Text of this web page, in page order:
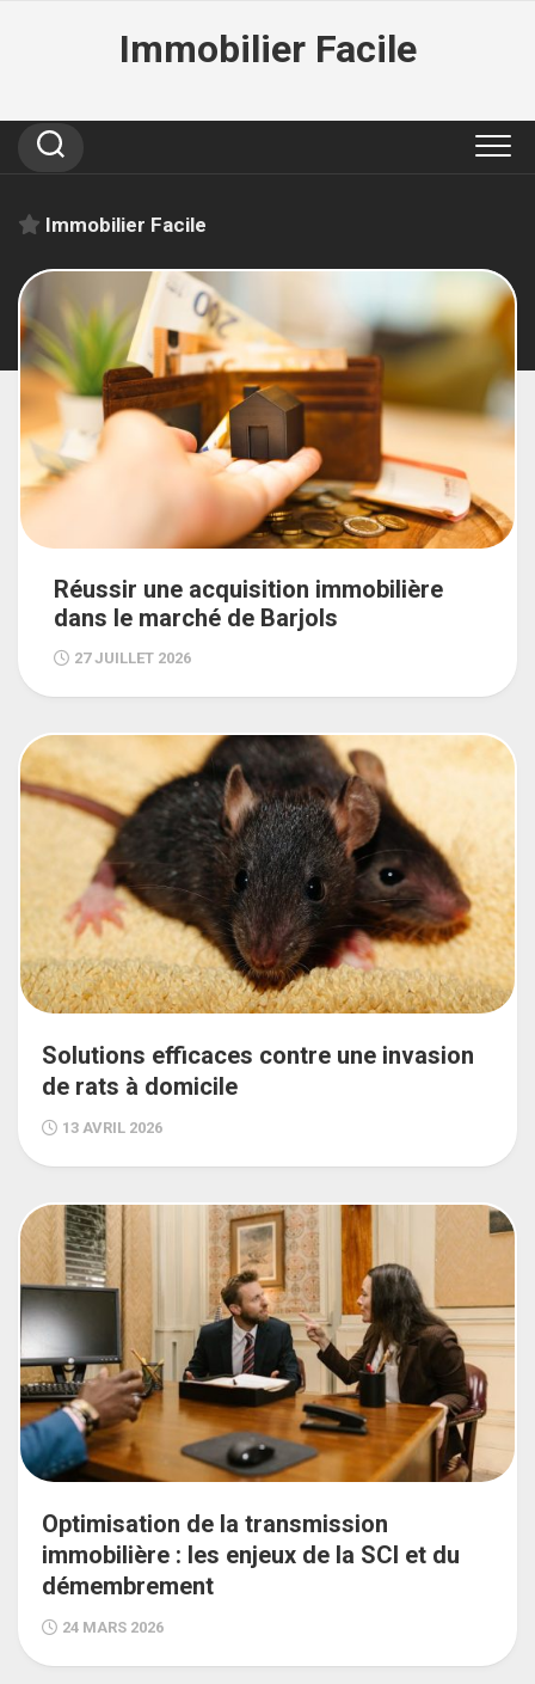
Immobilier Facile
Immobilier Facile
Réussir une acquisition immobilière
dans le marché de Barjols
27 JUILLET 2026
Solutions efficaces contre une invasion
de rats à domicile
13 AVRIL 2026
Optimisation de la transmission
immobilière : les enjeux de la SCI et du
démembrement
24 MARS 2026